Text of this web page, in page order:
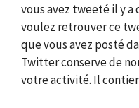
vous avez tweeté il y a
voulez retrouver ce
que vous avez posté
Twitter conserve de
votre activité. Il